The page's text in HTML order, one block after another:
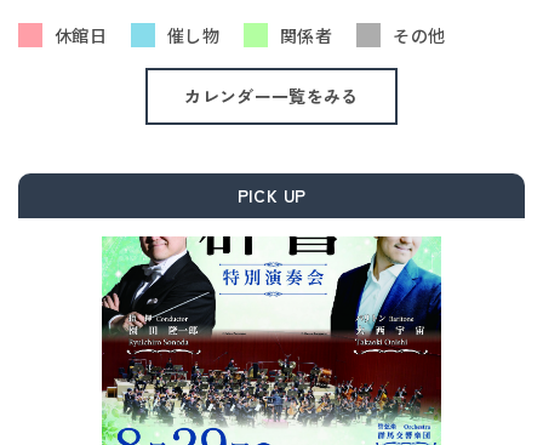
休館日 催し物 関係者 その他
カレンダー一覧をみる
PICK UP